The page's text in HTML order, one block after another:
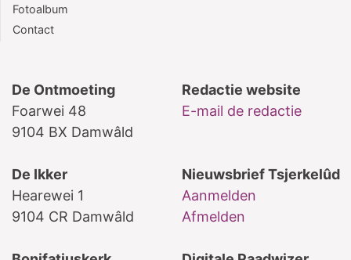
Fotoalbum
Contact
De Ontmoeting
Foarwei 48
9104 BX Damwâld
Redactie website
E-mail de redactie
De Ikker
Hearewei 1
9104 CR Damwâld
Nieuwsbrief Tsjerkelûd
Aanmelden
Afmelden